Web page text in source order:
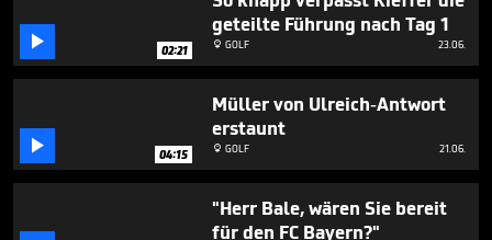
 02:21
geteilte Führung nach Tag 1
 GOLF 23.06.
 04:15
Müller von Ulreich-Antwort
erstaunt
 GOLF 21.06.
"Herr Bale, wären Sie bereit
für den FC Bayern?"